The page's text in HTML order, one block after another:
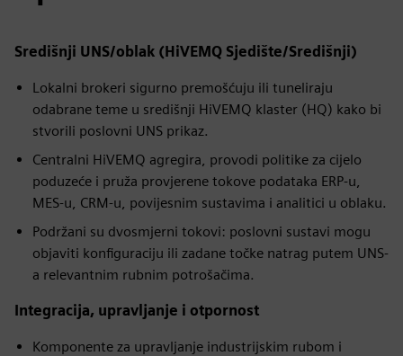
Središnji UNS/oblak (HiVEMQ Sjedište/Središnji)
Lokalni brokeri sigurno premošćuju ili tuneliraju
odabrane teme u središnji HiVEMQ klaster (HQ) kako bi
stvorili poslovni UNS prikaz.
Centralni HiVEMQ agregira, provodi politike za cijelo
poduzeće i pruža provjerene tokove podataka ERP-u,
MES-u, CRM-u, povijesnim sustavima i analitici u oblaku.
Podržani su dvosmjerni tokovi: poslovni sustavi mogu
objaviti konfiguraciju ili zadane točke natrag putem UNS-
a relevantnim rubnim potrošačima.
Integracija, upravljanje i otpornost
Komponente za upravljanje industrijskim rubom i